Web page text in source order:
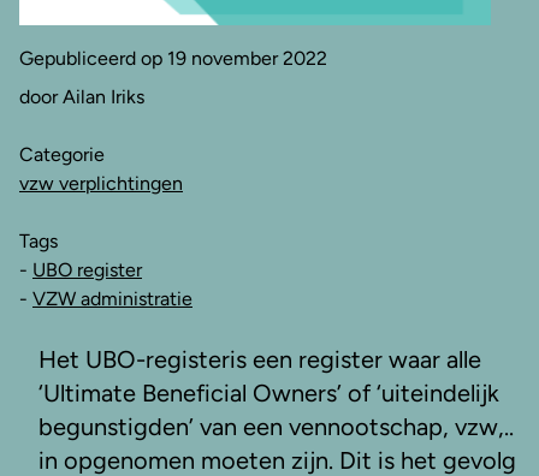
Gepubliceerd op 19 november 2022
door Ailan Iriks
Categorie
vzw verplichtingen
Tags
- UBO register
- VZW administratie
Het UBO-registeris een register waar alle
‘Ultimate Beneficial Owners’ of ‘uiteindelijk
begunstigden’ van een vennootschap, vzw,..
in opgenomen moeten zijn. Dit is het gevolg